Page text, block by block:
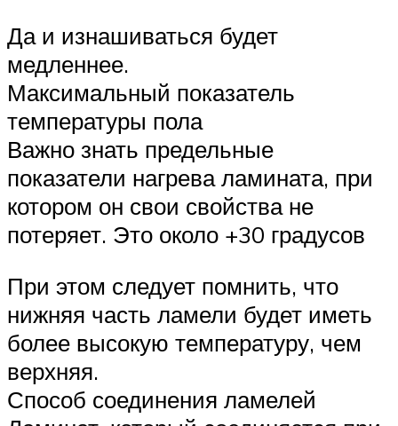
Да и изнашиваться будет
медленнее.
Максимальный показатель
температуры пола
Важно знать предельные
показатели нагрева ламината, при
котором он свои свойства не
потеряет. Это около +30 градусов
При этом следует помнить, что
нижняя часть ламели будет иметь
более высокую температуру, чем
верхняя.
Способ соединения ламелей